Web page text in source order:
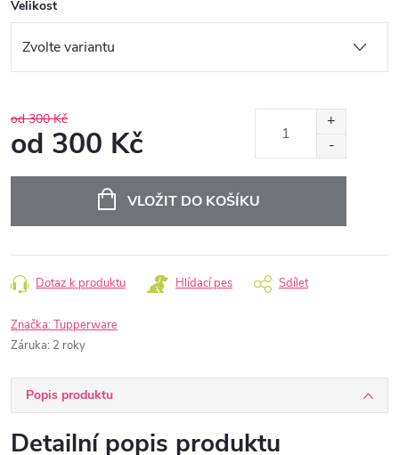
Velikost
od 300 Kč
od 300 Kč
VLOŽIT DO KOŠÍKU
Dotaz k produktu Hlídací pes Sdílet
Značka:Tupperware
Záruka: 2 roky
Popis produktu
Detailní popis produktu